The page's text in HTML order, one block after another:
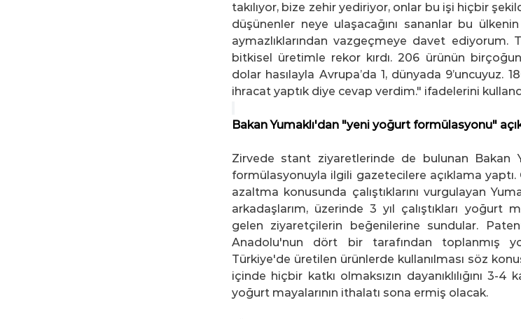
takılıyor, bize zehir yediriyor, onlar bu işi hiçbir
düşünenler neye ulaşacağını sananlar bu
aymazlıklarından vazgeçmeye davet ediyorum.
bitkisel üretimle rekor kırdı. 206 ürünün
dolar hasılayla Avrupa’da 1, dünyada 9’uncuyuz.
ihracat yaptık diye cevap verdim." ifadelerini
Bakan Yumaklı'dan "yeni yoğurt formülasyonu"
Zirvede stant ziyaretlerinde de bulunan Bakan
formülasyonuyla ilgili gazetecilere açıklama yaptı.
azaltma konusunda çalıştıklarını vurgulayan
arkadaşlarım, üzerinde 3 yıl çalıştıkları yoğurt
gelen ziyaretçilerin beğenilerine sundular.
Anadolu'nun dört bir tarafından toplanmış
Türkiye'de üretilen ürünlerde kullanılması söz
içinde hiçbir katkı olmaksızın dayanıklılığını 3-
yoğurt mayalarının ithalatı sona ermiş olacak.